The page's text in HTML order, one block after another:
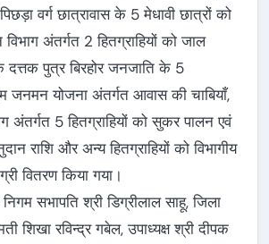
वर्ग छात्रावास के 5 मेधावी छात्रों को
अंतर्गत 2 हितग्राहियों को जाल
दत्तक पुत्र बिरहोर जनजाति के 5
जनमन योजना अंतर्गत आवास की चाबियाँ,
अंतर्गत 5 हितग्राहियों को सुकर पालन एवं
राशि और अन्य हितग्राहियों को विभागीय
वितरण किया गया।
सभापति श्री डिग्रीलाल साहू, जिला
शिखा रविन्द्र गबेल, उपाध्यक्ष श्री दीपक